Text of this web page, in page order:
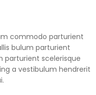
commodo parturient
bulum parturient
parturient scelerisque
a vestibulum hendrerit